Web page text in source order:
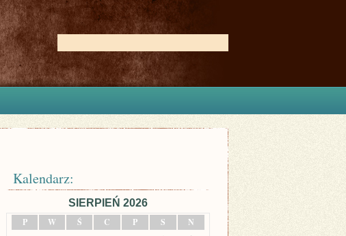
Kalendarz:
SIERPIEŃ 2026
P
W Ś C P S N